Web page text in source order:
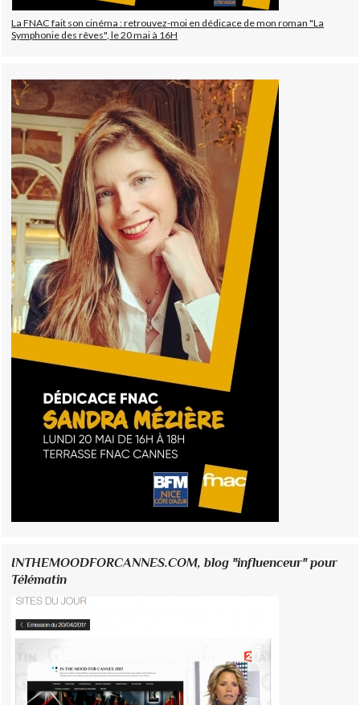
La FNAC fait son cinéma : retrouvez-moi en dédicace de mon roman "La
Symphonie des rêves", le 20 mai à 16H
INTHEMOODFORCANNES.COM, blog "influenceur" pour
Télématin